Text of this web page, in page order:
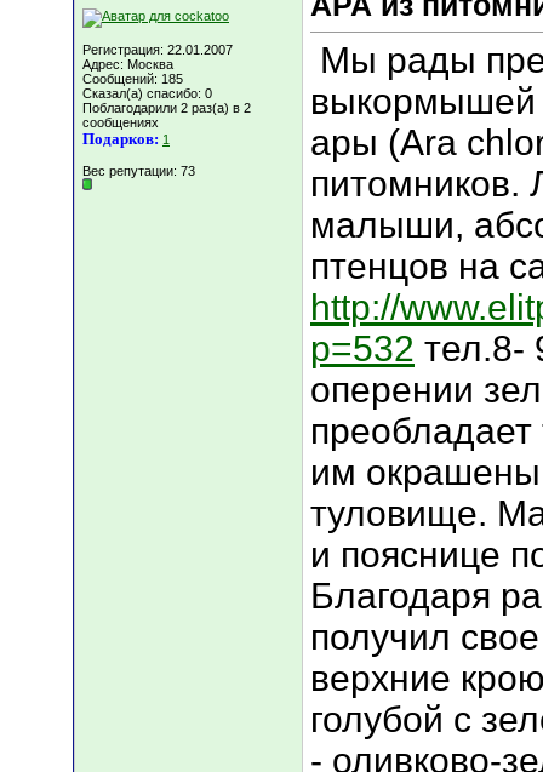
Регистрация: 22.01.2007
Адрес: Москва
Сообщений: 185
Сказал(а) спасибо: 0
Поблагодарили 2 раз(а) в 2
сообщениях
Подарков: 1
Вес репутации: 73
Мы рады
выкормышей
ары (Ara
питомников.
малыши,
птенцов на
http://
p=532 тел.8-
оперении
им
туловище.
и пояснице
Благодаря
получил
верхние
голубой с
- оливково-